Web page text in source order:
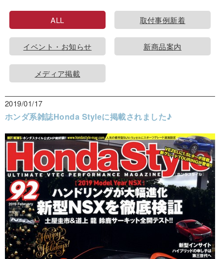
ALL 取付事例新着
イベント・お知らせ 新商品案内
メディア掲載
2019/01/17
ホンダ系雑誌Honda Styleに掲載されました♪